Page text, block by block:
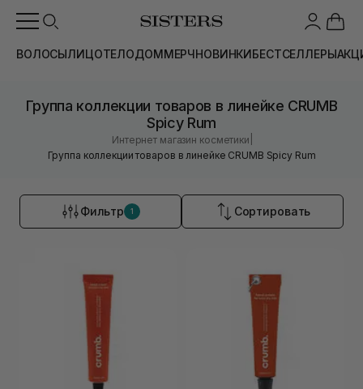
ВОЛОСЫЛИЦОТЕЛОДОММЕРЧНОВИНКИБЕСТСЕЛЛЕРЫ
Группа коллекции товаров в линейке CRUMB
Spicy Rum
Интернет магазин косметики
Группа коллекции товаров в линейке CRUMB Spicy Rum
Фильтр 1 Сортировать